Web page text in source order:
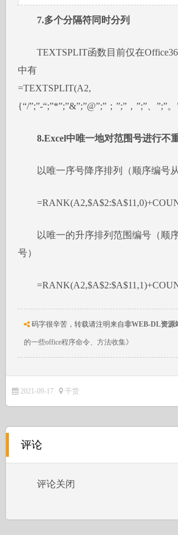
7.多个分隔符同时分列
TEXTSPLIT函数目前仅在
中有
=TEXTSPLIT(A2,
{“/”;”-“;”*”;”&”;”@”;”；”;”，”;”、”;”
8.Excel中唯一地对范围号进行不
以唯一序号降序排列（顺序编号
以唯一的升序排列范围编号（顺
号）
码字很辛苦，转载请注明来自非WEB-DL资源
的一些office程序命令、方法收集》
2021-09-17 干货
评论
评论关闭